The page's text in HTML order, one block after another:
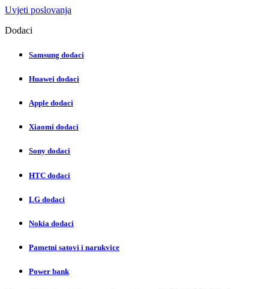
Uvjeti poslovanja
Dodaci
Samsung dodaci
Huawei dodaci
Apple dodaci
Xiaomi dodaci
Sony dodaci
HTC dodaci
LG dodaci
Nokia dodaci
Pametni satovi i narukvice
Power bank